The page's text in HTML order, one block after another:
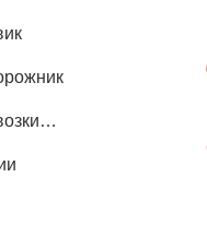
питания